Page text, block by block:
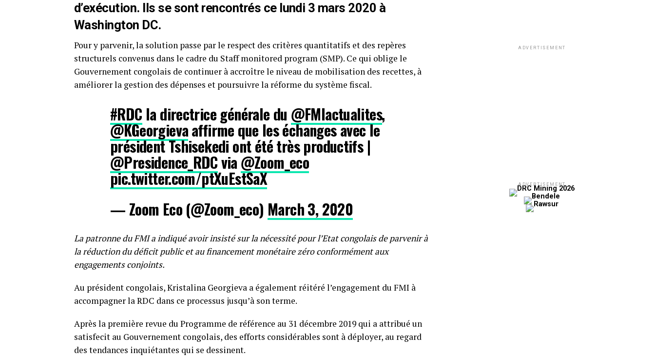
d’exécution. Ils se sont rencontrés ce lundi 3 mars 2020 à
Washington DC.
Pour y parvenir, la solution passe par le respect des critères quantitatifs et des repères
structurels convenus dans le cadre du Staff monitored program (SMP). Ce qui oblige le
Gouvernement congolais de continuer à accroître le niveau de mobilisation des recettes, à
améliorer la gestion des dépenses et poursuivre la réforme du système fiscal.
#RDC la directrice générale du ⁦ @FMIactualites⁩,
@KGeorgieva⁩ affirme que les échanges avec le
président Tshisekedi ont été très productifs |
@Presidence_RDC⁩ via ⁦@Zoom_eco
pic.twitter.com/ptXuEstSaX
— Zoom Eco (@Zoom_eco) March 3, 2020
La patronne du FMI a indiqué avoir insisté sur la nécessité pour l’Etat congolais de parvenir à
la réduction du déficit public et au financement monétaire zéro conformément aux
engagements conjoints.
Au président congolais, Kristalina Georgieva a également réitéré l’engagement du FMI à
accompagner la RDC dans ce processus jusqu’à son terme.
Après la première revue du Programme de référence au 31 décembre 2019 qui a attribué un
satisfecit au Gouvernement congolais, des efforts considérables sont à déployer, au regard
des tendances inquiétantes qui se dessinent.
ADVERTISEMENT
ADVERTISEMENT